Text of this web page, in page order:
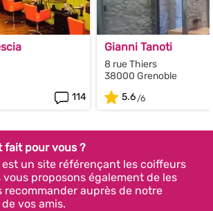
114
Gianni Tanoti
8 rue Thiers
38000 Grenoble
5.6
fait pour vous ?
un site référençant les coiffeurs
vous proposons également de les
recommander auprès de notre
vos amis.